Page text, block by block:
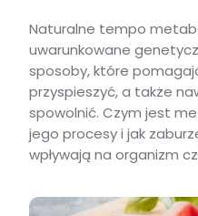
Naturalne tempo
uwarunkowane
sposoby, które
przyspieszyć, a także
spowolnić. Czym jest
jego procesy i jak
wpływają na organizm